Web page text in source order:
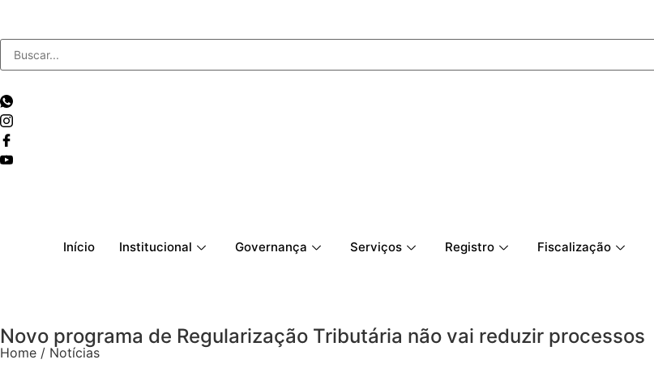
Início Institucional Governança Serviços Registro Fiscalização
Novo programa de Regularização Tributária não vai reduzir processos
Home / Notícias